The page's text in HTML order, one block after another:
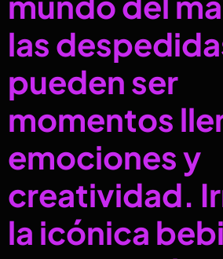
las
pueden ser
momentos
emociones y
creatividad.
la icónica